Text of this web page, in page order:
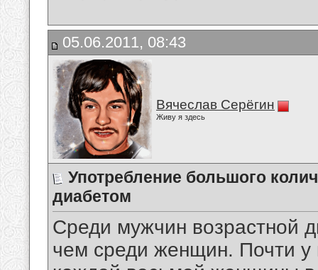
05.06.2011, 08:43
Вячеслав Серёгин
Живу я здесь
Употребление большого
диабетом
Среди мужчин возрастной
чем среди женщин. Почти у